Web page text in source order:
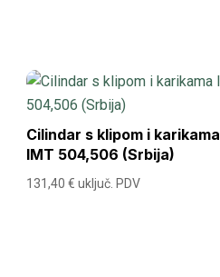
Cilindar s klipom i karikama
IMT 504,506 (Srbija)
131,40€ uključ. PDV